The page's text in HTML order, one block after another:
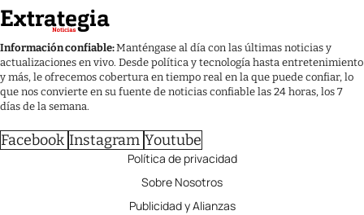
Información confiable:Manténgase al día con las últimas noticias y
actualizaciones en vivo. Desde política y tecnología hasta entretenimiento
y más, le ofrecemos cobertura en tiempo real en la que puede confiar, lo
que nos convierte en su fuente de noticias confiable las 24 horas, los 7
días de la semana.
Facebook Instagram Youtube
Política de privacidad
Sobre Nosotros
Publicidad y Alianzas